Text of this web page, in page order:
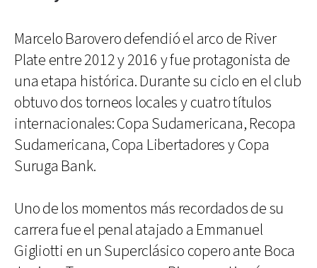
Marcelo Barovero defendió el arco de River
Plate entre 2012 y 2016 y fue protagonista de
una etapa histórica. Durante su ciclo en el club
obtuvo dos torneos locales y cuatro títulos
internacionales: Copa Sudamericana, Recopa
Sudamericana, Copa Libertadores y Copa
Suruga Bank.
Uno de los momentos más recordados de su
carrera fue el penal atajado a Emmanuel
Gigliotti en un Superclásico copero ante Boca